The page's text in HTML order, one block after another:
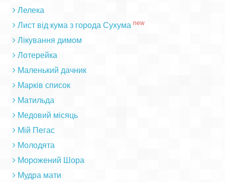
Лелека
Лист від кума з города Сухума new
Лікування димом
Лотерейка
Маленький дачник
Марків список
Матильда
Медовий місяць
Мій Пегас
Молодята
Морожений Шора
Мудра мати